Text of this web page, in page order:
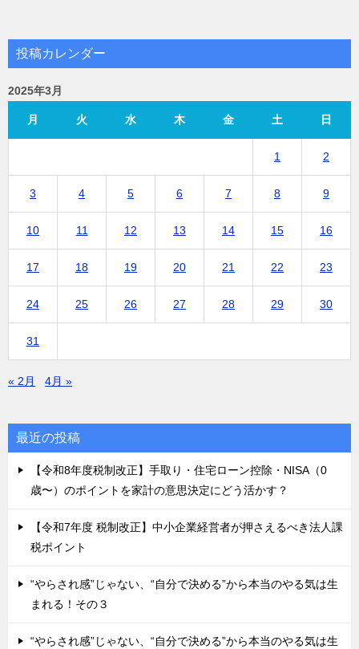
投稿カレンダー
2025年3月
月 火 水 木 金 土 日
1 2
3 4 5 6 7 8 9
10 11 12 13 14 15 16
17 18 19 20 21 22 23
24 25 26 27 28 29 30
31
« 2月 4月 »
最近の投稿
【令和8年度税制改正】手取り・住宅ローン控除・NISA（0
歳〜）のポイントを家計の意思決定にどう活かす？
【令和7年度 税制改正】中小企業経営者が押さえるべき法人課
税ポイント
“やらされ感”じゃない、“自分で決める”から本当のやる気は生
まれる！その３
“やらされ感”じゃない、“自分で決める”から本当のやる気は生